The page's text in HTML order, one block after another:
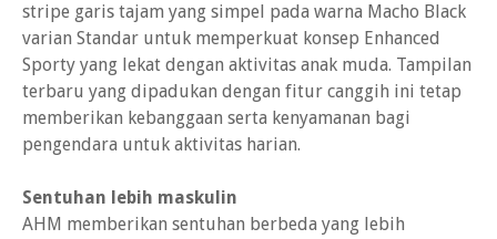
stripe garis tajam yang simpel pada warna Macho Black
varian Standar untuk memperkuat konsep Enhanced
Sporty yang lekat dengan aktivitas anak muda. Tampilan
terbaru yang dipadukan dengan fitur canggih ini tetap
memberikan kebanggaan serta kenyamanan bagi
pengendara untuk aktivitas harian.
Sentuhan lebih maskulin
AHM memberikan sentuhan berbeda yang lebih